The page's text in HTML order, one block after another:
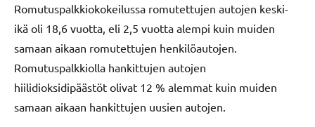
Romutuspalkkiokokeilussa romutettujen autojen keski-
ikä oli 18,6 vuotta, eli 2,5 vuotta alempi kuin muiden
samaan aikaan romutettujen henkilöautojen.
Romutuspalkkiolla hankittujen autojen
hiilidioksidipäästöt olivat 12 % alemmat kuin muiden
samaan aikaan hankittujen uusien autojen.